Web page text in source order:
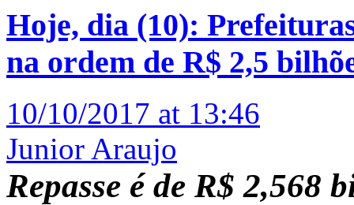
Hoje, dia (10):
na ordem de R$ 2,5
10/10/2017 at 13:46
Junior Araujo
Repasse é de R$ 2,568